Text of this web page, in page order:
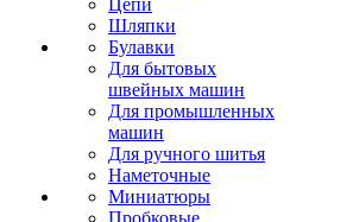
Цепи
Шляпки
Булавки
Для бытовых
швейных машин
Для промышленных
машин
Для ручного шитья
Наметочные
Миниатюры
Пробковые